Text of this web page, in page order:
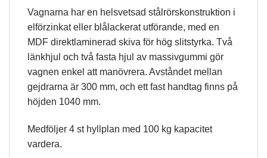
Vagnarna har en helsvetsad stålrörskonstruktion i
elförzinkat eller blålackerat utförande, med en
MDF direktlaminerad skiva för hög slitstyrka. Två
länkhjul och två fasta hjul av massivgummi gör
vagnen enkel att manövrera. Avståndet mellan
gejdrarna är 300 mm, och ett fast handtag finns på
höjden 1040 mm.
Medföljer 4 st hyllplan med 100 kg kapacitet
vardera.
beteende